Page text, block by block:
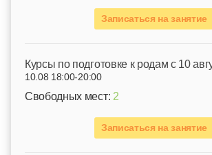
Записаться на занятие
Курсы по подготовке к родам c 10
10.08 18:00-20:00
Свободных мест: 2
Записаться на занятие